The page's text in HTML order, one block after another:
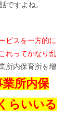
ですよね。
ビスを一方的に
れってかなり乱
所内保育所を増
業所内保
らいいる